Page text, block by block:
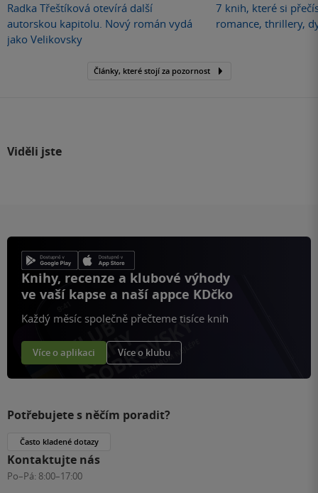
Radka Třeštíková otevírá další
autorskou kapitolu. Nový román vydá
jako Velikovsky
7 knih, které si
romance, thrillery,
Články, které stojí za pozornost
Viděli jste
Knihy, recenze a klubové výhody
ve vaší kapse a naší appce KDčko
Každý měsíc společně přečteme tisíce knih
Více o aplikaci Více o klubu
Potřebujete s něčím poradit?
Často kladené dotazy
Kontaktujte nás
Po–Pá: 8:00–17:00